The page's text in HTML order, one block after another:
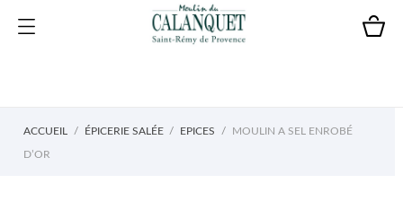
ACCUEIL ÉPICERIE SALÉE EPICES MOULIN A SEL ENROBÉ
D’OR